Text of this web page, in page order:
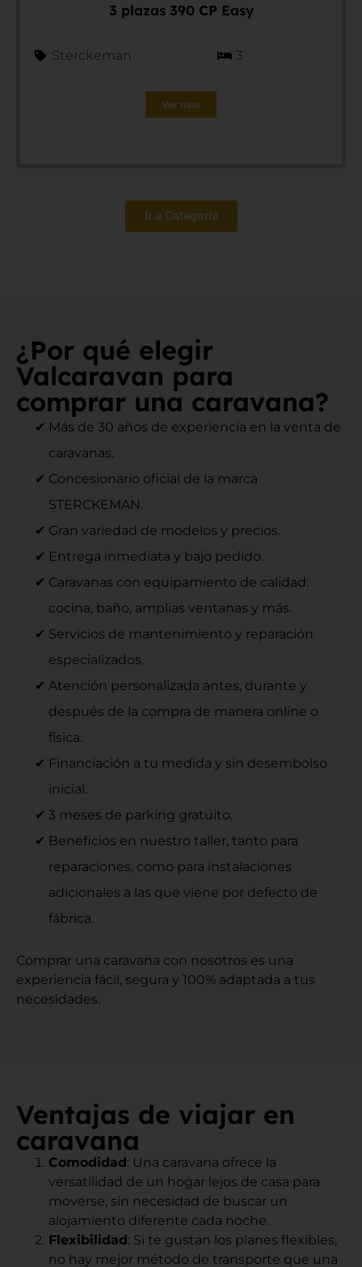
3 plazas 390 CP Easy
Sterckeman 3
Ver más
Ir a Categoría
¿Por qué elegir
Valcaravan para
comprar una caravana?
Más de 30 años de experiencia en la venta de
caravanas.
Concesionario oficial de la marca
STERCKEMAN.
Gran variedad de modelos y precios.
Entrega inmediata y bajo pedido.
Caravanas con equipamiento de calidad:
cocina, baño, amplias ventanas y más.
Servicios de mantenimiento y reparación
especializados.
Atención personalizada antes, durante y
después de la compra de manera online o
física.
Financiación a tu medida y sin desembolso
inicial.
3 meses de parking gratuito.
Beneficios en nuestro taller, tanto para
reparaciones, como para instalaciones
adicionales a las que viene por defecto de
fábrica.
Comprar una caravana con nosotros es una
experiencia fácil, segura y 100% adaptada a tus
necesidades.
Ventajas de viajar en
caravana
Comodidad: Una caravana ofrece la
versatilidad de un hogar lejos de casa para
moverse, sin necesidad de buscar un
alojamiento diferente cada noche.
Flexibilidad: Si te gustan los planes flexibles,
no hay mejor método de transporte que una